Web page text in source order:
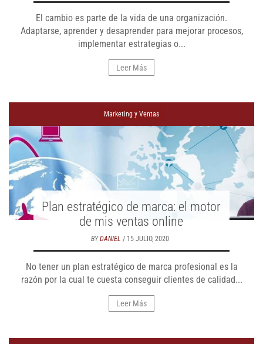
El cambio es parte de la vida de una organización.
Adaptarse, aprender y desaprender para mejorar procesos,
implementar estrategias o...
Leer Más
Marketing y Ventas
Plan estratégico de marca: el motor
de mis ventas online
BYDANIEL / 15 JULIO, 2020
No tener un plan estratégico de marca profesional es la
razón por la cual te cuesta conseguir clientes de calidad...
Leer Más